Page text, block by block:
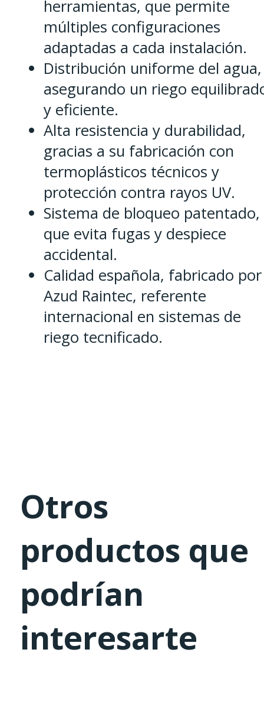
herramientas, que permite
múltiples configuraciones
adaptadas a cada instalación.
Distribución uniforme del agua,
asegurando un riego
y eficiente.
Alta resistencia y durabilidad,
gracias a su fabricación con
termoplásticos técnicos y
protección contra rayos UV.
Sistema de bloqueo patentado,
que evita fugas y despiece
accidental.
Calidad española, fabricado por
Azud Raintec, referente
internacional en sistemas de
riego tecnificado.
Otros
productos que
podrían
interesarte